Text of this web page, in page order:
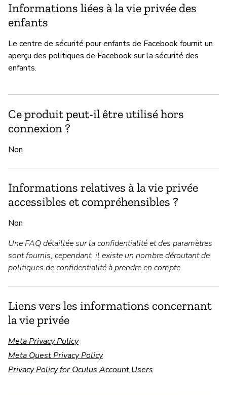
Informations liées à la vie privée des
enfants
Le centre de sécurité pour enfants de Facebook fournit un
aperçu des politiques de Facebook sur la sécurité des
enfants.
Ce produit peut-il être utilisé hors
connexion ?
Non
Informations relatives à la vie privée
accessibles et compréhensibles ?
Non
Une FAQ détaillée sur la confidentialité et des paramètres
sont fournis, cependant, il existe un nombre déroutant de
politiques de confidentialité à prendre en compte.
Liens vers les informations concernant
la vie privée
Meta Privacy Policy
Meta Quest Privacy Policy
Privacy Policy for Oculus Account Users